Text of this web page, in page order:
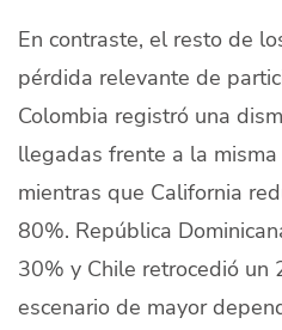
En contraste, el resto de
pérdida relevante de
Colombia registró una
llegadas frente a la
mientras que California
80%. República
30% y Chile retrocedió un
escenario de mayor